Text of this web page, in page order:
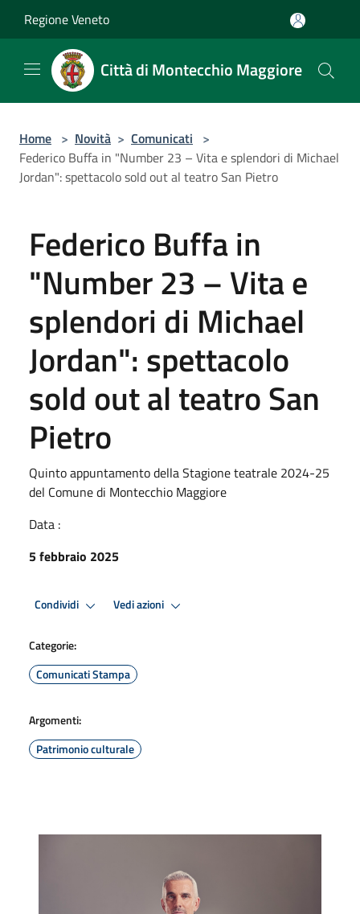
Regione Veneto
Città di Montecchio Maggiore
Home > Novità > Comunicati >
Federico Buffa in "Number 23 – Vita e splendori di Michael
Jordan": spettacolo sold out al teatro San Pietro
Federico Buffa in
"Number 23 – Vita e
splendori di Michael
Jordan": spettacolo
sold out al teatro San
Pietro
Quinto appuntamento della Stagione teatrale 2024-25
del Comune di Montecchio Maggiore
Data :
5 febbraio 2025
Condividi Vedi azioni
Categorie:
Comunicati Stampa
Argomenti:
Patrimonio culturale